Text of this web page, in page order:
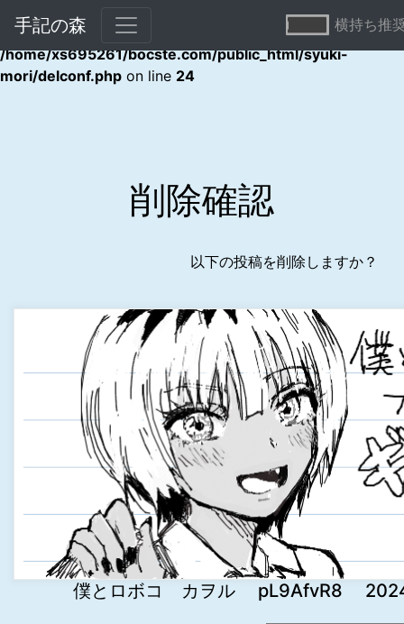
Warning: Undefined array key "error" in
/home/xs695261/bocste.com/public_html/syuki-
mori/delconf.php on line 24
手記の森 横持ち推
削除確認
以下の投稿を削除しますか？
僕とロボコ カヲル pL9AfvR8